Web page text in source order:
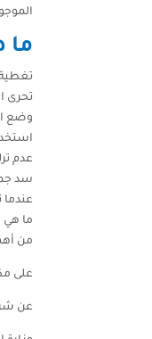
ما
تغطية
تحرى
وضع
عدم
سد
ما هي
من
على
عن